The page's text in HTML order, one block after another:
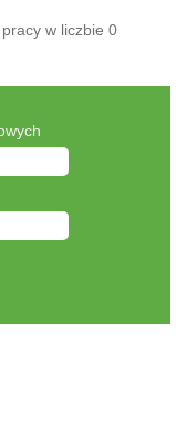
w liczbie 0